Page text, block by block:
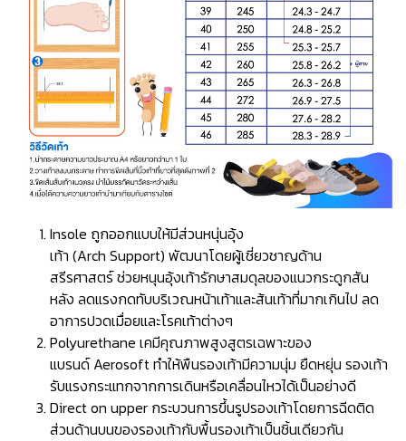
Insole ถูกออกแบบให้มีส่วนหนุ่นอุ้ง
เท้า (Arch Support) พัฒนาโดยผู้เชี่ยวชาญด้าน
สรีรศาสตร์ ช่วยหนุนอุ้งเท้ารักษาสมดุลของแนวกระดูกสัน
หลัง ลดแรงกดทับบริเวณหน้าเท้าและส้นเท้าที่มากเกินไป ลด
อาการปวดเมื่อยและโรคเท้าต่างๆ
Polyurethane เคมีคุณภาพสูงสูตรเฉพาะของ
แบรนด์ Aerosoft ทำให้พืนรองเท้ามีความนุ่ม ยืดหยุ่น รองเท้า
รับแรงกระแทกจากการเดินหรือเคลื่อนไหวได้เป็นอย่างดี
Direct on upper กระบวนการขึ้นรูปรองเท้าโดยการฉีดติด
ส่วนด้านบนของรองเท้ากับพื้นรองเท้าเป็นชิ้นเดียวกัน